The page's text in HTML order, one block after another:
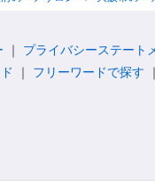
プライバシーステート
フリーワードで探す